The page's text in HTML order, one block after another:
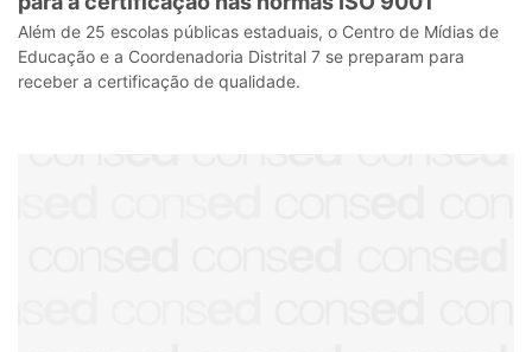
Além de 25 escolas públicas estaduais, o Centro de Mídias de
Educação e a Coordenadoria Distrital 7 se preparam para
receber a certificação de qualidade.